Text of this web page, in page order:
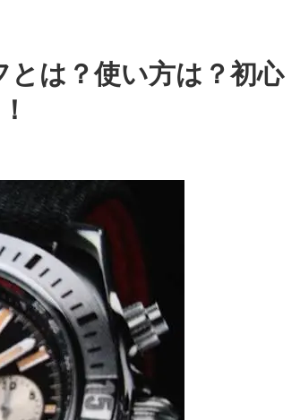
は？使い方は？初心